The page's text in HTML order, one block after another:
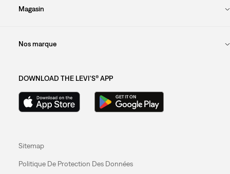
Magasin
Nos marque
DOWNLOAD THE LEVI'S® APP
Sitemap
Politique De Protection Des Données